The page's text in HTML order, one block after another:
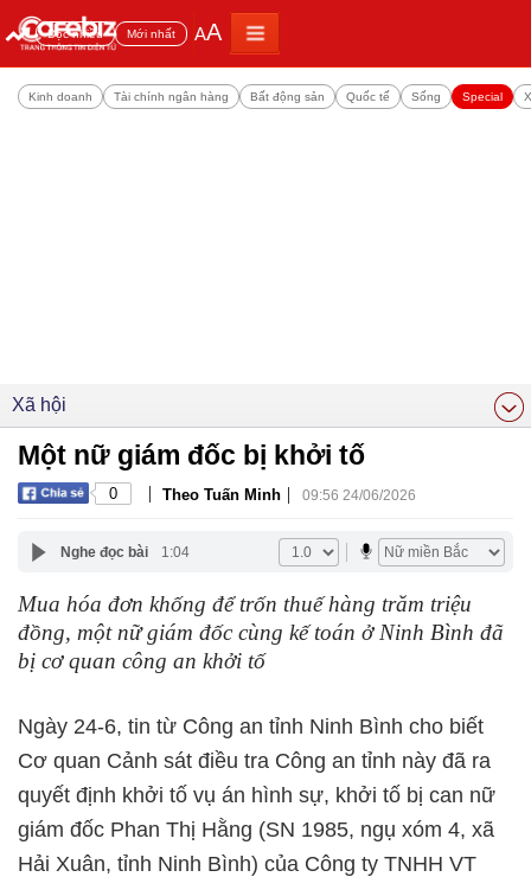
Đọc nhiều Mới nhất AA
Kinh doanh Tài chính ngân hàng Bất động sản Quốc tế Sống Special
Xã hội
Một nữ giám đốc bị khởi tố
0 | Theo Tuấn Minh | 09:56 24/06/2026
Nghe đọc bài 1:04
Mua hóa đơn khống để trốn thuế hàng trăm triệu
đồng, một nữ giám đốc cùng kế toán ở Ninh Bình đã
bị cơ quan công an khởi tố
Ngày 24-6, tin từ Công an tỉnh Ninh Bình cho biết
Cơ quan Cảnh sát điều tra Công an tỉnh này đã ra
quyết định khởi tố vụ án hình sự, khởi tố bị can nữ
giám đốc Phan Thị Hằng (SN 1985, ngụ xóm 4, xã
Hải Xuân, tỉnh Ninh Bình) của Công ty TNHH VT